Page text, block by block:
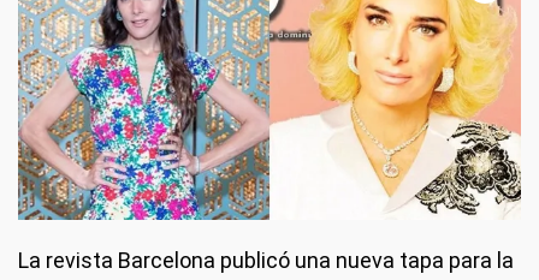
La revista Barcelona publicó una nueva tapa para la